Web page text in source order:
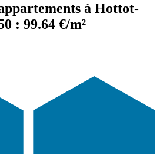
à Hottot-
: 99.64 €/m²